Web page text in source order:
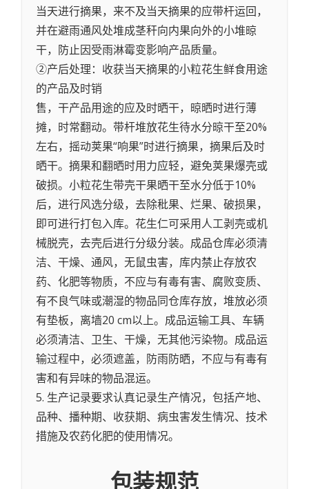
当天进行摘果，来不及当天摘果的应带杆运回，
并在避雨通风处堆成茎秆向内果向外的小堆晾
干，防止因受雨淋霉变影响产品质量。
②产后处理：收获当天摘果的小粒花生鲜食用途
的产品及时销
售，干产品用途的应及时晒干，晾晒时进行薄
摊，时常翻动。带杆堆放花生待水分晾干至20%
左右，摇动荚果“响果”时进行摘果，摘果后及时
晒干。摘果和翻晒时用力应轻，避免荚果爆壳或
破损。小粒花生带壳干果晒干至水分低于10%
后，进行风选分级，去除秕果、烂果、破损果，
即可进行打包入库。花生仁可采用人工剥壳或机
械脱壳，去壳后进行分级分装。成品仓库必须清
洁、干燥、通风，无鼠虫害，库内禁止存放农
药、化肥等物质，不应与有毒有害、腐败变质、
有不良气味或潮湿的物品同仓库存放，堆放必须
有垫板，离墙20 cm以上。成品运输工具、车辆
必须清洁、卫生、干燥，无其他污染物。成品运
输过程中，必须遮盖，防雨防晒，不应与有毒有
害和有异味的物品混运。
5. 生产记录要求认真记录生产情况，包括产地、
品种、播种期、收获期、病虫害发生情况、技术
措施及农药化肥的使用情况。
包装规范